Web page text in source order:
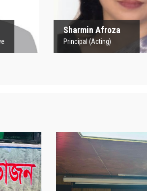
Sharmin Afroza
Principal (Acting)